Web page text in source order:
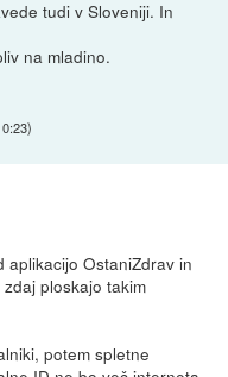
tudi v Sloveniji. In
na mladino.
)
aplikacijo OstaniZdrav in
ploskajo takim
potem spletne